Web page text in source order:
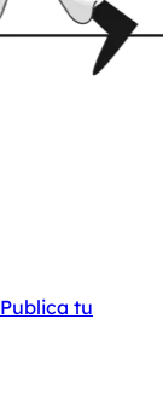
Publica tu